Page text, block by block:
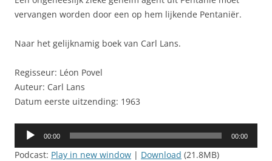
vervangen worden door een op hem lijkende Pentaniër.
Naar het gelijknamig boek van Carl Lans.
Regisseur: Léon Povel
Auteur: Carl Lans
Datum eerste uitzending: 1963
Audiospeler
00:00 00:00
Podcast: Play in new window | Download (21.8MB)